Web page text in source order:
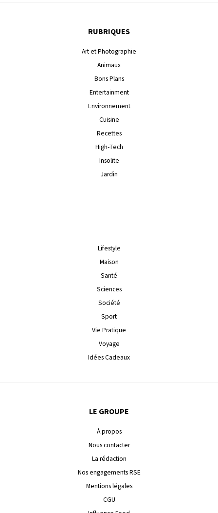
RUBRIQUES
Art et Photographie
Animaux
Bons Plans
Entertainment
Environnement
Cuisine
Recettes
High-Tech
Insolite
Jardin
Lifestyle
Maison
Santé
Sciences
Société
Sport
Vie Pratique
Voyage
Idées Cadeaux
LE GROUPE
À propos
Nous contacter
La rédaction
Nos engagements RSE
Mentions légales
CGU